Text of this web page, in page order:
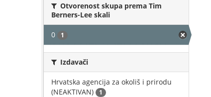
Otvorenost skupa prema Tim
Berners-Lee skali
0 1
Izdavači
Hrvatska agencija za okoliš i prirodu
(NEAKTIVAN)
1